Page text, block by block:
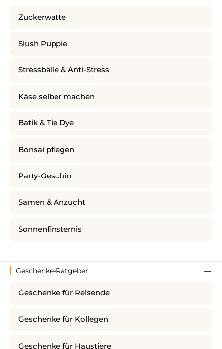
Zuckerwatte
Slush Puppie
Stressbälle & Anti-Stress
Käse selber machen
Batik & Tie Dye
Bonsai pflegen
Party-Geschirr
Samen & Anzucht
Sonnenfinsternis
Geschenke-Ratgeber
Geschenke für Reisende
Geschenke für Kollegen
Geschenke für Haustiere